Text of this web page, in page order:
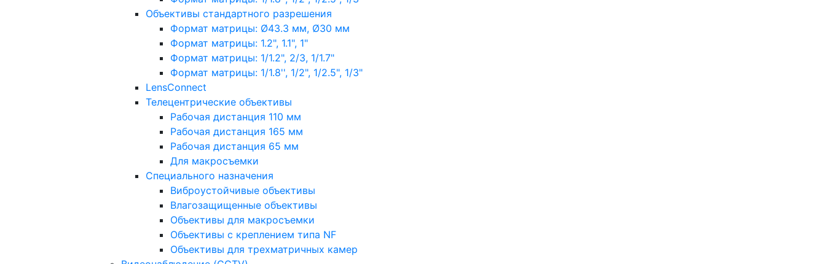
Объективы стандартного разрешения
Формат матрицы: Ø43.3 мм, Ø30 мм
Формат матрицы: 1.2", 1.1", 1"
Формат матрицы: 1/1.2", 2/3, 1/1.7"
Формат матрицы: 1/1.8'', 1/2", 1/2.5", 1/3"
LensConnect
Телецентрические объективы
Рабочая дистанция 110 мм
Рабочая дистанция 165 мм
Рабочая дистанция 65 мм
Для макросъемки
Специального назначения
Виброустойчивые объективы
Влагозащищенные объективы
Объективы для макросъемки
Объективы с креплением типа NF
Объективы для трехматричных камер